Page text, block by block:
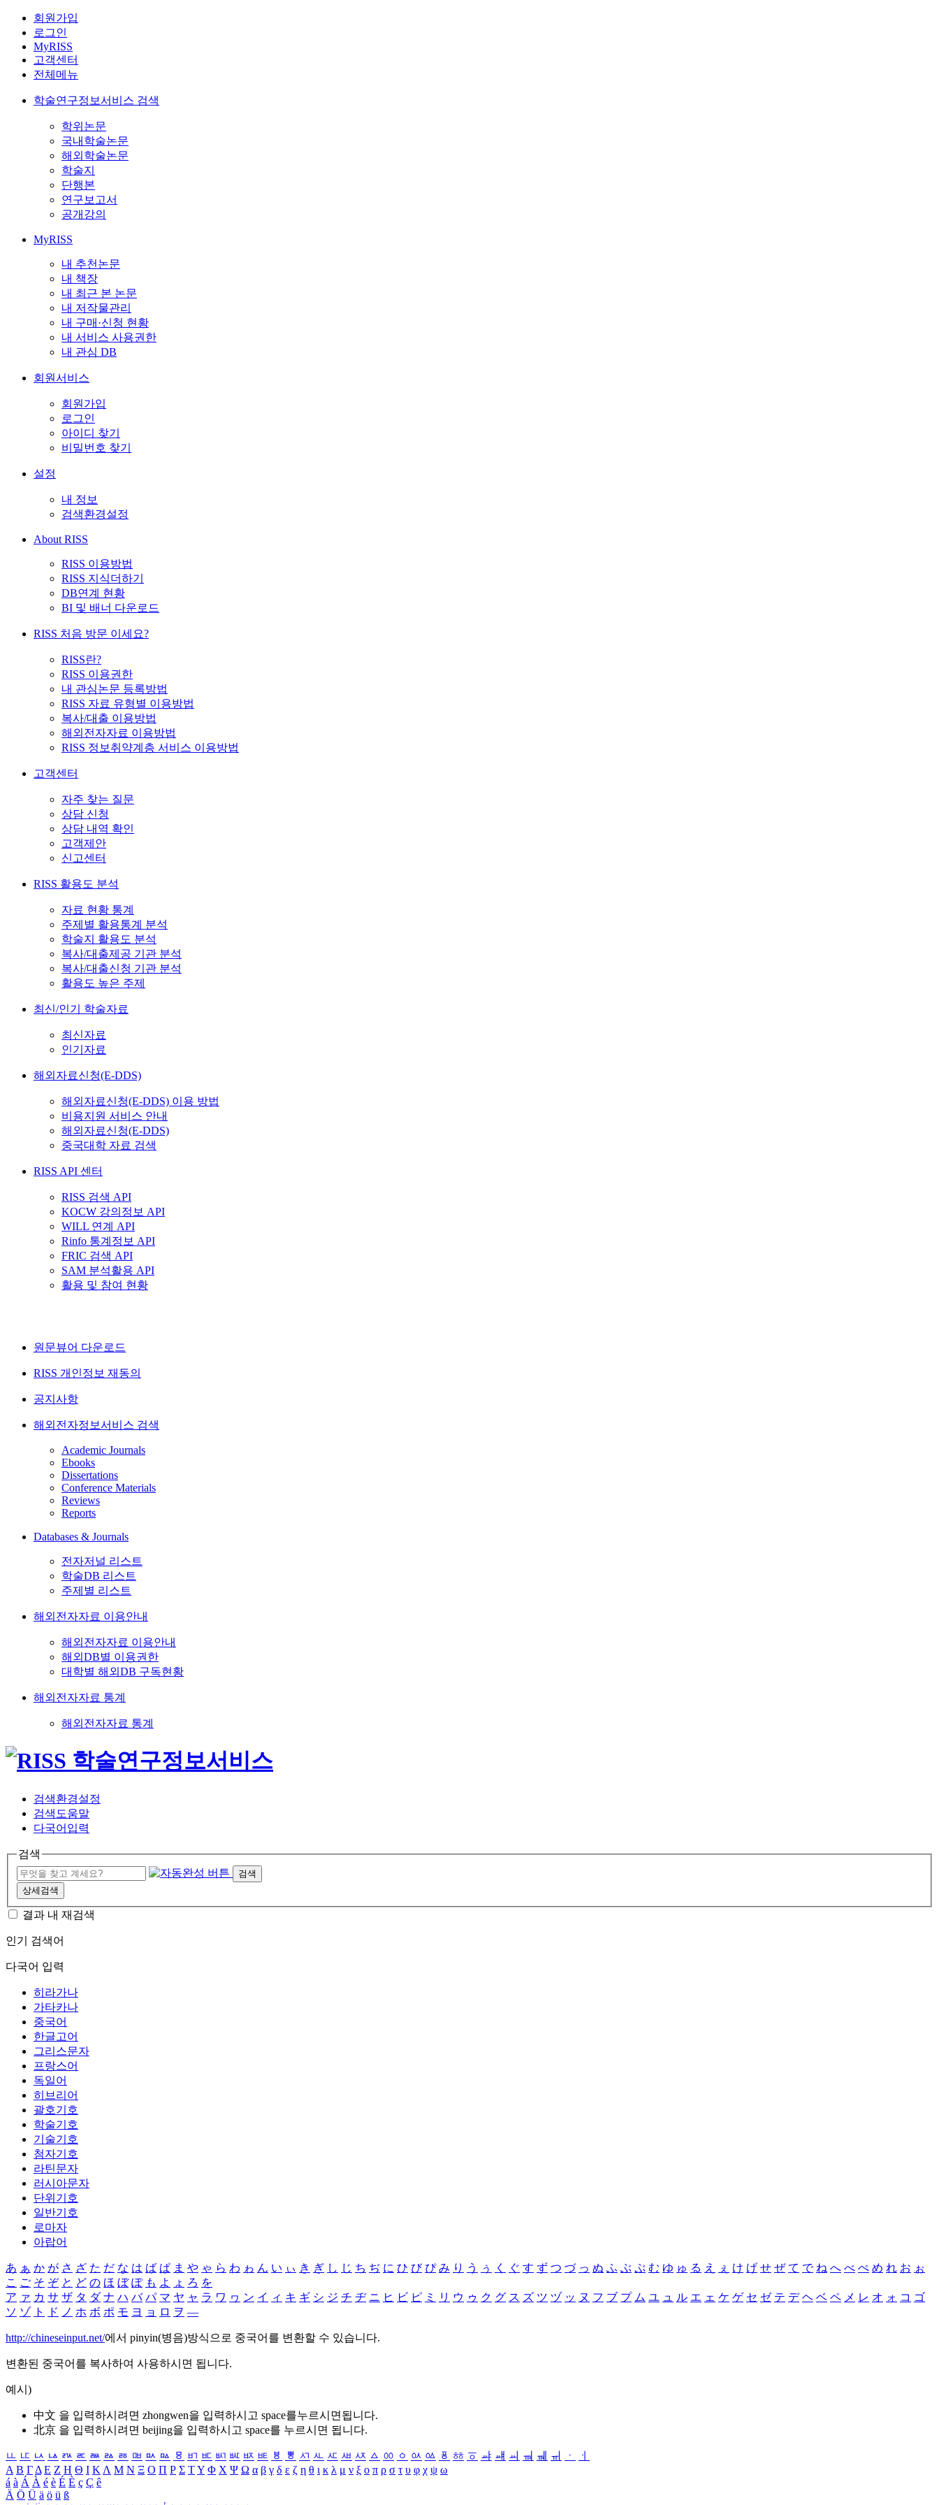
회원가입
로그인
MyRISS
고객센터
전체메뉴
학술연구정보서비스 검색
학위논문
국내학술논문
해외학술논문
학술지
단행본
연구보고서
공개강의
MyRISS
내 추천논문
내 책장
내 최근 본 논문
내 저작물관리
내 구매·신청 현황
내 서비스 사용권한
내 관심 DB
회원서비스
회원가입
로그인
아이디 찾기
비밀번호 찾기
설정
내 정보
검색환경설정
About RISS
RISS 이용방법
RISS 지식더하기
DB연계 현황
BI 및 배너 다운로드
RISS 처음 방문 이세요?
RISS란?
RISS 이용권한
내 관심논문 등록방법
RISS 자료 유형별 이용방법
복사/대출 이용방법
해외전자자료 이용방법
RISS 정보취약계층 서비스 이용방법
고객센터
자주 찾는 질문
상담 신청
상담 내역 확인
고객제안
신고센터
RISS 활용도 분석
자료 현황 통계
주제별 활용통계 분석
학술지 활용도 분석
복사/대출제공 기관 분석
복사/대출신청 기관 분석
활용도 높은 주제
최신/인기 학술자료
최신자료
인기자료
해외자료신청(E-DDS)
해외자료신청(E-DDS) 이용 방법
비용지원 서비스 안내
해외자료신청(E-DDS)
중국대학 자료 검색
RISS API 센터
RISS 검색 API
KOCW 강의정보 API
WILL 연계 API
Rinfo 통계정보 API
FRIC 검색 API
SAM 분석활용 API
활용 및 참여 현황
원문뷰어 다운로드
RISS 개인정보 재동의
공지사항
해외전자정보서비스 검색
Academic Journals
Ebooks
Dissertations
Conference Materials
Reviews
Reports
Databases & Journals
전자저널 리스트
학술DB 리스트
주제별 리스트
해외전자자료 이용안내
해외전자자료 이용안내
해외DB별 이용권한
대학별 해외DB 구독현황
해외전자자료 통계
해외전자자료 통계
검색환경설정
검색도움말
다국어입력
검색
검색
상세검색
결과 내 재검색
인기 검색어
다국어 입력
히라가나
가타카나
중국어
한글고어
그리스문자
프랑스어
독일어
히브리어
괄호기호
학술기호
기술기호
첨자기호
라틴문자
러시아문자
단위기호
일반기호
로마자
아랍어
あ ぁ か が さ ざ た だ な は ば ぱ ま や ゃ ら わ ゎ ん い ぃ き ぎ し じ ち ぢ に ひ び ぴ み り う ぅ く ぐ す ず つ づ っ ぬ ふ ぶ ぷ む ゆ ゅ る え ぇ け げ せ ぜ て で ね へ べ ぺ め れ お ぉ
こ ご そ ぞ と ど の ほ ぼ ぽ も よ ょ ろ を
ア ァ カ サ ザ タ ダ ナ ハ バ パ マ ヤ ャ ラ ワ ヮ ン イ ィ キ ギ シ ジ チ ヂ ニ ヒ ビ ピ ミ リ ウ ゥ ク グ ス ズ ツ ヅ ッ ヌ フ ブ プ ム ユ ュ ル エ ェ ケ ゲ セ ゼ テ デ ヘ ベ ペ メ レ オ ォ コ ゴ
ソ ゾ ト ド ノ ホ ボ ポ モ ヨ ョ ロ ヲ ―
http://chineseinput.net/에서 pinyin(병음)방식으로 중국어를 변환할 수 있습니다.
변환된 중국어를 복사하여 사용하시면 됩니다.
예시)
中文 을 입력하시려면 zhongwen을 입력하시고 space를누르시면됩니다.
北京 을 입력하시려면 beijing을 입력하시고 space를 누르시면 됩니다.
ㅥ ㅦ ㅧ ㅨ ㅩ ㅪ ㅫ ㅬ ㅭ ㅮ ㅯ ㅰ ㅱ ㅲ ㅳ ㅴ ㅵ ㅶ ㅷ ㅸ ㅹ ㅺ ㅻ ㅼ ㅽ ㅾ ㅿ ㆀ ㆁ ㆂ ㆃ ㆄ ㆅ ㆆ ㆇ ㆈ ㆉ ㆊ ㆋ ㆌ ㆍ
ㆎ
Α Β ΓΔ Ε Ζ Η Θ Ι ΚΛ Μ Ν Ξ Ο Π Ρ Σ ΤΥ Φ Χ Ψ Ω α β γ δ ε ζ η θ ι κ λ μ ν ξ ο π ρ σ τ υ φ χ ψ ω
á à Á À é è É È ç Ç ê
Ä Ö Ü ä ö ü ß